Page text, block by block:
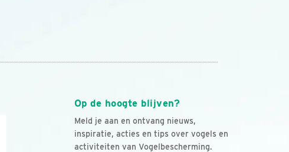
Op de hoogte blijven?
Meld je aan en ontvang nieuws,
inspiratie, acties en tips over vogels en
activiteiten van Vogelbescherming.